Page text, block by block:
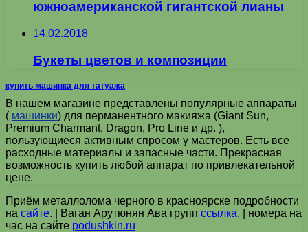
южноамериканской гигантской лианы
14.02.2018
Букеты цветов и композиции
купить машинка для татуажа
В нашем магазине представлены популярные аппараты
( машинки) для перманентного макияжа (Giant Sun,
Premium Charmant, Dragon, Pro Line и др. ),
пользующиеся активным спросом у мастеров. Есть все
расходные материалы и запасные части. Прекрасная
возможность купить любой аппарат по привлекательной
цене.
Приём металлолома черного в красноярске подробности
на сайте. | Ваган Арутюнян Ава групп ссылка. | номера на
час на сайте podushkin.ru